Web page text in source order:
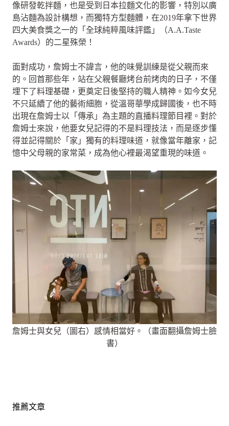
像研發乾拌麵，也是受到日本拉麵文化的影響，特別以廣
島沾麵為設計構想，而獨特方型麵體，在2019年拿下世界
四大美食獎之一的「全球純粹風味評鑑」（A.A.Taste
Awards）的二星殊榮！
面對成功，詹姆士不諱言，他的味覺訓練是從父親而來
的。回首那些年，站在父親餐廳烤台前烤肉的日子，不僅
埋下了料理基礎，更奠定日後堅持的職人精神。如今女兒
不只延續了他的藝術細胞，從溫哥華學成歸國後，也不時
出現在詹姆士以「傳承」為主題的直播料理節目裡。對於
詹姆士來說，他要女兒記得的不是料理技法，而是逐步懂
得並記得關於「家」獨有的料理味道，就像當年離家，記
憶中父母親的家常菜，成為他心裡最渴望重現的味道。
詹姆士與女兒（圖右）感情相當好。（畫面翻攝詹姆士臉
書）
推薦文章